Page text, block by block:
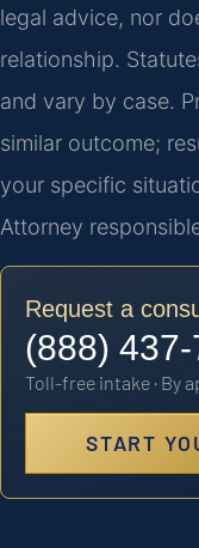
legal advice, nor
relationship.
and vary by case.
similar outcome;
your specific
Attorney
Request a
(888)
Toll-free intake · By
START